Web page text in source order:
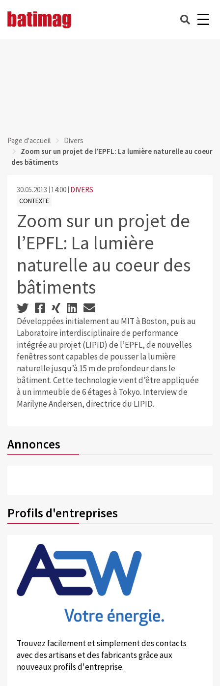
Page d'accueil
Divers
Zoom sur un projet de l’EPFL: La lumière naturelle au coeur
des bâtiments
30.05.2013 14:00 DIVERS
CONTEXTE
Zoom sur un projet de
l’EPFL: La lumière
naturelle au coeur des
bâtiments
Développées initialement au MIT à Boston, puis au
Laboratoire interdisciplinaire de performance
intégrée au projet (LIPID) de l’EPFL, de nouvelles
fenêtres sont capables de pousser la lumière
naturelle jusqu’à 15 m de profondeur dans le
bâtiment. Cette technologie vient d’être appliquée
à un immeuble de 6 étages à Tokyo. Interview de
Marilyne Andersen, directrice du LIPID.
Annonces
Profils d'entreprises
Trouvez facilement et simplement des contacts
avec des artisans et des fabricants grâce aux
nouveaux profils d'entreprise.